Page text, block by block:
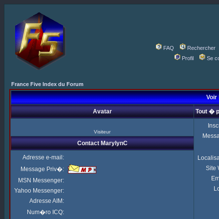
FAQ
Rechercher
Profil
Se
France Five Index du Forum
Voir
Avatar Tout �
Visiteur
Site
Contact MarylynC
Adresse e-mail:
Message Priv�:
MSN Messenger:
Yahoo Messenger:
Adresse AIM:
Num�ro ICQ: